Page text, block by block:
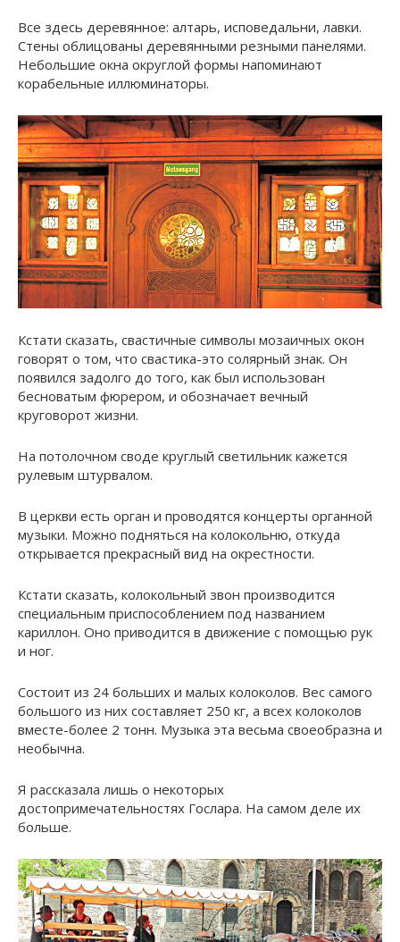
Все здесь деревянное: алтарь, исповедальни, лавки.
Стены облицованы деревянными резными панелями.
Небольшие окна округлой формы напоминают
корабельные иллюминаторы.
Кстати сказать, свастичные символы мозаичных окон
говорят о том, что свастика-это солярный знак. Он
появился задолго до того, как был использован
бесноватым фюрером, и обозначает вечный
круговорот жизни.
На потолочном своде круглый светильник кажется
рулевым штурвалом.
В церкви есть орган и проводятся концерты органной
музыки. Можно подняться на колокольню, откуда
открывается прекрасный вид на окрестности.
Кстати сказать, колокольный звон производится
специальным приспособлением под названием
кариллон. Оно приводится в движение с помощью рук
и ног.
Состоит из 24 больших и малых колоколов. Вес самого
большого из них составляет 250 кг, а всех колоколов
вместе-более 2 тонн. Музыка эта весьма своеобразна и
необычна.
Я рассказала лишь о некоторых
достопримечательностях Гослара. На самом деле их
больше.